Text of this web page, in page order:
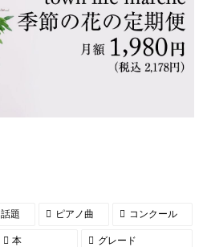
話題 ピアノ曲 コンクール
本 グレード